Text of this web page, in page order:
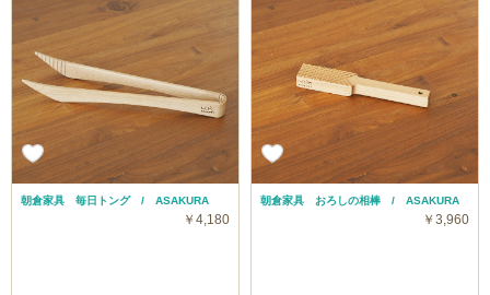
朝倉家具 毎日トング / ASAKURA
￥4,180
朝倉家具 おろしの相棒 / ASAKURA
￥3,960